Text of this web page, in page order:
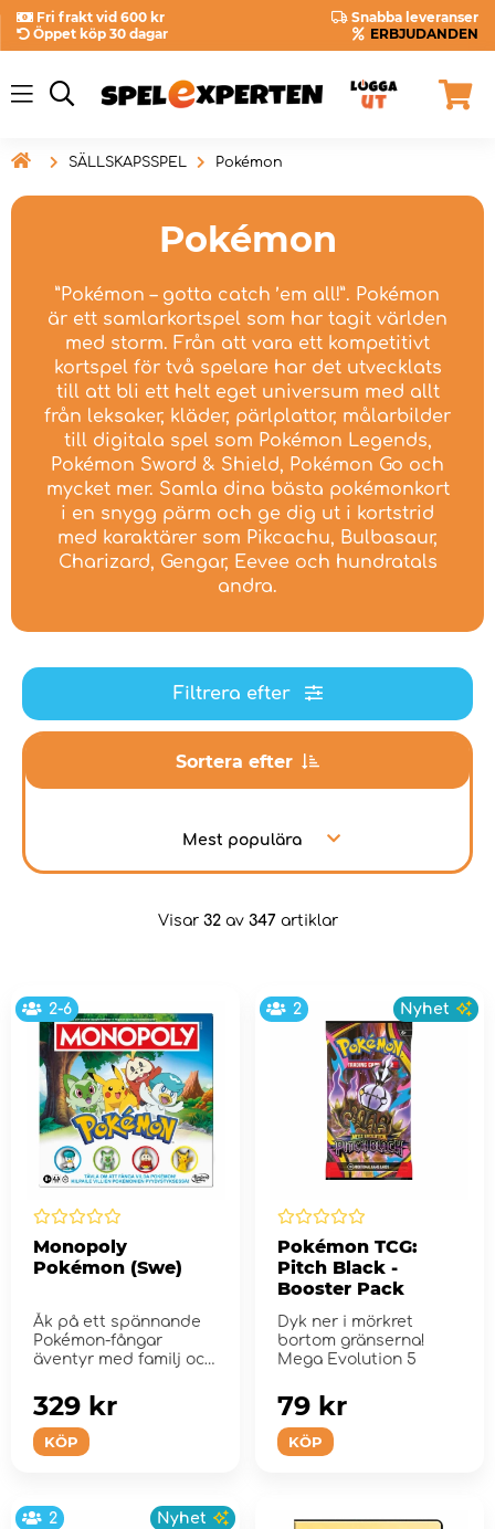
Fri frakt vid 600 kr
Snabba leveranser
Öppet köp 30 dagar
ERBJUDANDEN
 SÄLLSKAPSSPEL Pokémon
Pokémon
”Pokémon – gotta catch ’em all!”. Pokémon
är ett samlarkortspel som har tagit världen
med storm. Från att vara ett kompetitivt
kortspel för två spelare har det utvecklats
till att bli ett helt eget universum med allt
från leksaker, kläder, pärlplattor, målarbilder
till digitala spel som Pokémon Legends,
Pokémon Sword & Shield, Pokémon Go och
mycket mer. Samla dina bästa pokémonkort
i en snygg pärm och ge dig ut i kortstrid
med karaktärer som Pikcachu, Bulbasaur,
Charizard, Gengar, Eevee och hundratals
andra.
Filtrera efter
Sortera efter
Mest populära
Visar 32av 347 artiklar
2-6
Monopoly
Pokémon (Swe)
Åk på ett spännande
Pokémon-fångar
äventyr med familj och
KÖP
329 kr
2 Nyhet
Pokémon TCG:
Pitch Black -
Booster Pack
Dyk ner i mörkret
bortom gränserna!
Mega Evolution 5
KÖP
79 kr
2 Nyhet